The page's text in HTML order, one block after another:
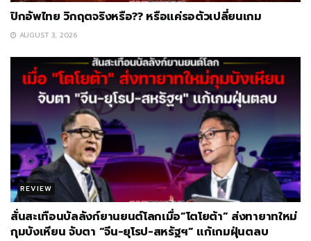
ปิกอัพไทย วิกฤตจริงหรือ?? หรือแค่รอตัวเปลี่ยนเกม
AUGUST 3, 2026
REVIEW
สั่นสะเทือนบัลลังก์ยานยนต์โลกเมื่อ”โตโยต้า” ส่งทายาทใหม่
กุมบังเหียน จับตา “จีน-ยุโรป-สหรัฐฯ” แก้เกมฝุ่นตลบ